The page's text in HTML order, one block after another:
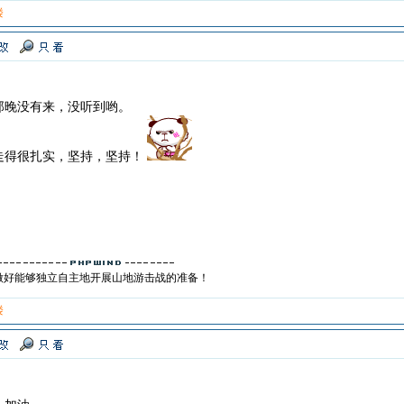
没有来，没听到哟。
很扎实，坚持，坚持！
能够独立自主地开展山地游击战的准备！